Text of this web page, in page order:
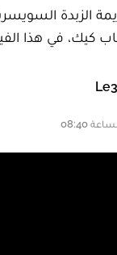
الزبدة
كاب كيك، في هذا